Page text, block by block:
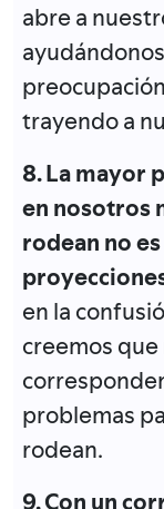
abre a
trayendo a
8. La mayor
en nosotros
rodean no
en la
creemos
problemas
rodean.
9. Con un